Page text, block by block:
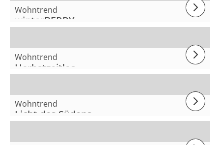
Wohntrend
winterBERRY
Wohntrend
Herbstzeitlos
Wohntrend
Licht des Südens